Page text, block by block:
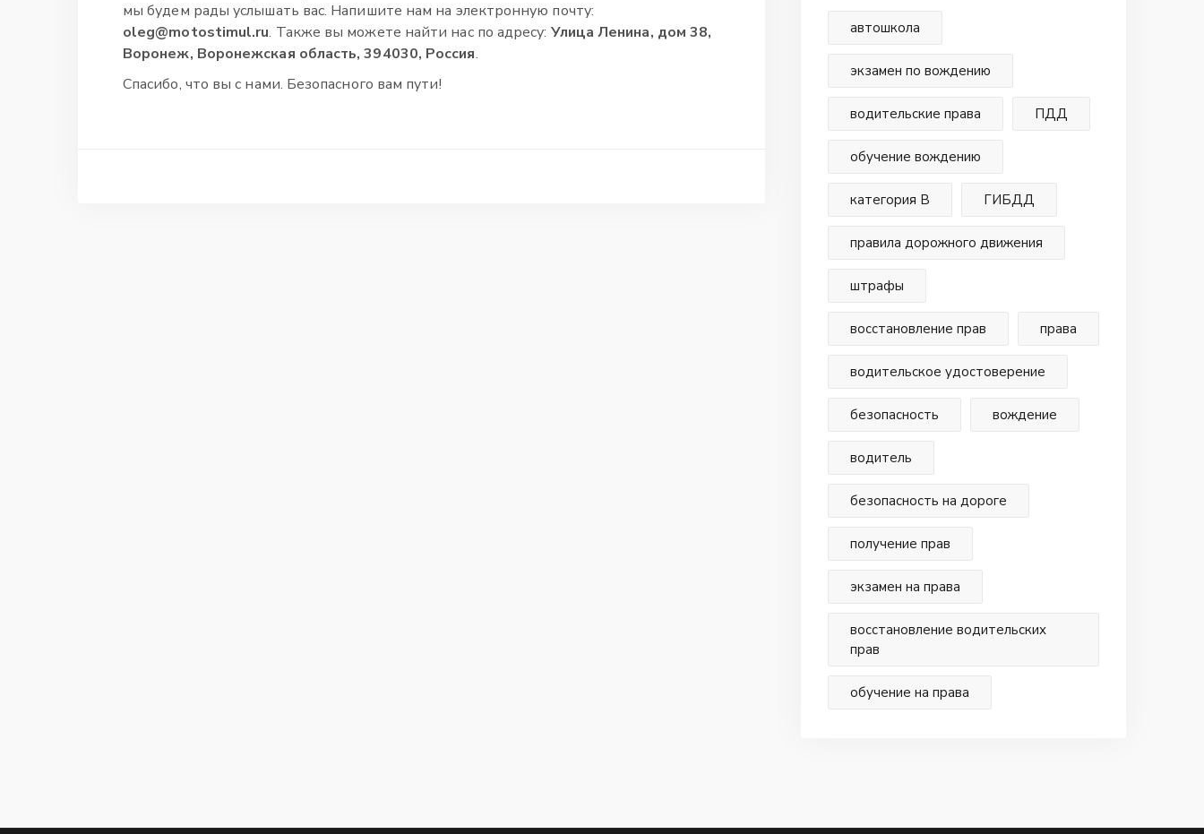
мы будем рады услышать вас. Напишите нам на электронную почту:
oleg@motostimul.ru. Также вы можете найти нас по адресу: Улица Ленина, дом 38,
Воронеж, Воронежская область, 394030, Россия.
Спасибо, что вы с нами. Безопасного вам пути!
автошкола
экзамен по вождению
водительские права ПДД
обучение вождению
категория В ГИБДД
правила дорожного движения
штрафы
восстановление прав права
водительское удостоверение
безопасность вождение
водитель
безопасность на дороге
получение прав
экзамен на права
восстановление водительских
прав
обучение на права